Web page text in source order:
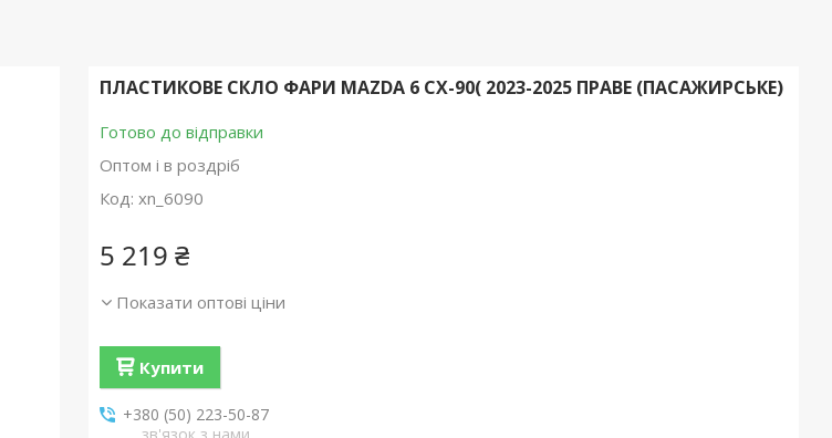
ПЛАСТИКОВЕ СКЛО ФАРИ MAZDA 6 CX-90( 2023-2025 ПРАВЕ (ПАСАЖИРСЬКЕ)
Готово до відправки
Оптом і в роздріб
Код: xn_6090
5 219 ₴
Показати оптові ціни
Купити
+380 (50) 223-50-87